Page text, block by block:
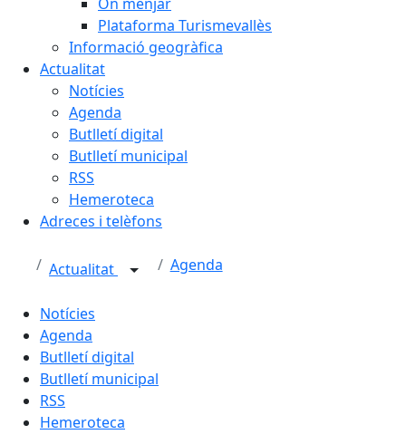
Plataforma Turismevallès
Informació geogràfica
Actualitat
Notícies
Agenda
Butlletí digital
Butlletí municipal
RSS
Hemeroteca
Adreces i telèfons
Actualitat Agenda
Notícies
Agenda
Butlletí digital
Butlletí municipal
RSS
Hemeroteca